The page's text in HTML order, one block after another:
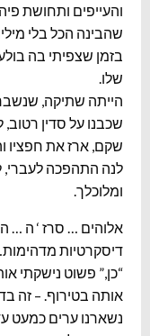
והעייפים ותחושת
שהבינה הכל בלי
בזמן שצפיתי בה
שלו.
הייתה שתיקה,
שכבנו על סדין
שקם, ארז את חפציו
לנה התהפכה לעברי,
ומלוכלך.
אלוהים … סרז ‘ ה …
דיסקרטיות
“כן,” פשוט נישקתי
אותה בטירוף. – זה
נשארנו ערים כמעט